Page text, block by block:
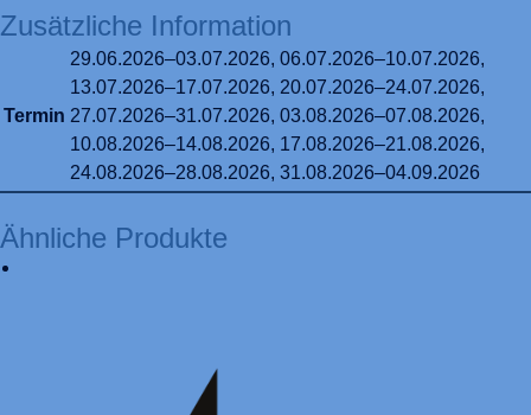
Zusätzliche Information
Termin
29.06.2026–03.07.2026, 06.07.2026–10.07.2026,
13.07.2026–17.07.2026, 20.07.2026–24.07.2026,
27.07.2026–31.07.2026, 03.08.2026–07.08.2026,
10.08.2026–14.08.2026, 17.08.2026–21.08.2026,
24.08.2026–28.08.2026, 31.08.2026–04.09.2026
Ähnliche Produkte